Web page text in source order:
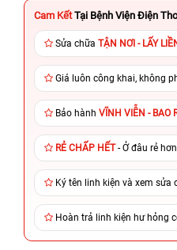
Cam Kết Tại Bệnh Viện Điện
Sửa chữa TẬN NƠI - LẤY
Giá luôn công khai, không
Bảo hành VĨNH VIỄN - BAO
RẺ CHẤP HẾT- Ở đâu rẻ
Ký tên linh kiện và xem sửa
Hoàn trả linh kiện hư hỏng